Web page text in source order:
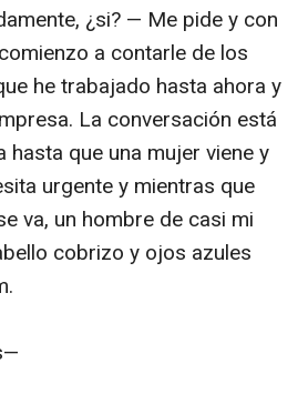
¿si? — Me pide y con
a contarle de los
he trabajado hasta ahora y
La conversación está
hasta que una mujer viene y
urgente y mientras que
va, un hombre de casi mi
cobrizo y ojos azules